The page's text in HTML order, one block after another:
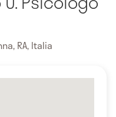
RA, Italia